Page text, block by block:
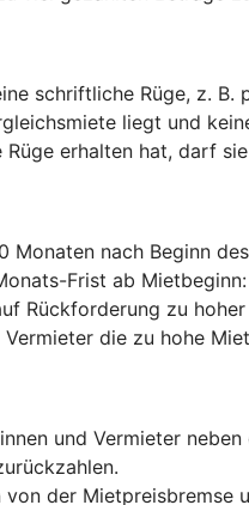
schriftliche Rüge, z.
liegt und
erhalten hat, darf
Monaten nach Beginn
Frist ab
Rückforderung zu
die zu hohe
und Vermieter
der Mietpreisbremse